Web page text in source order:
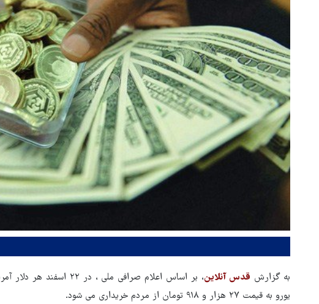
به گزارش قدس آنلاین
یورو به قیمت ۲۷ هزار و ۹۱۸ تومان از مردم خریداری می شود.